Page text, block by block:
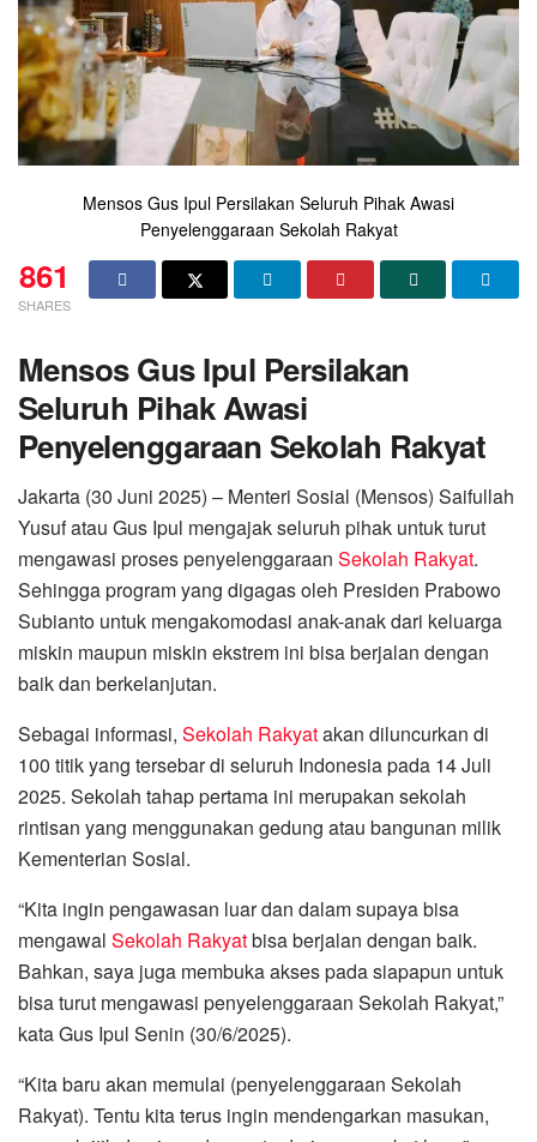
Mensos Gus Ipul Persilakan Seluruh Pihak Awasi
Penyelenggaraan Sekolah Rakyat
861
SHARES
Mensos Gus Ipul Persilakan
Seluruh Pihak Awasi
Penyelenggaraan Sekolah Rakyat
Jakarta (30 Juni 2025) – Menteri Sosial (Mensos) Saifullah
Yusuf atau Gus Ipul mengajak seluruh pihak untuk turut
mengawasi proses penyelenggaraan Sekolah Rakyat.
Sehingga program yang digagas oleh Presiden Prabowo
Subianto untuk mengakomodasi anak-anak dari keluarga
miskin maupun miskin ekstrem ini bisa berjalan dengan
baik dan berkelanjutan.
Sebagai informasi, Sekolah Rakyatakan diluncurkan di
100 titik yang tersebar di seluruh Indonesia pada 14 Juli
2025. Sekolah tahap pertama ini merupakan sekolah
rintisan yang menggunakan gedung atau bangunan milik
Kementerian Sosial.
“Kita ingin pengawasan luar dan dalam supaya bisa
mengawal Sekolah Rakyatbisa berjalan dengan baik.
Bahkan, saya juga membuka akses pada siapapun untuk
bisa turut mengawasi penyelenggaraan Sekolah Rakyat,”
kata Gus Ipul Senin (30/6/2025).
“Kita baru akan memulai (penyelenggaraan Sekolah
Rakyat). Tentu kita terus ingin mendengarkan masukan,